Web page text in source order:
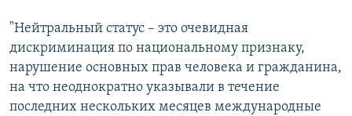
"Нейтральный статус – это очевидная
дискриминация по национальному признаку,
нарушение основных прав человека и гражданина,
на что неоднократно указывали в течение
последних нескольких месяцев международные